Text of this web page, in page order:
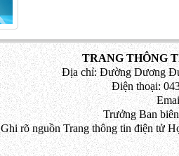
TRANG THÔNG
Địa chỉ: Đường Dương
Điện thoại:
Trưởng Ban
Ghi rõ nguồn Trang thông tin điện tử